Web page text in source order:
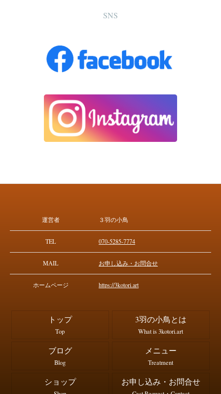
SNS
運営者 ３羽の小鳥
TEL 070-5285-7774
MAIL お申し込み・お問合せ
ホームページ https://3kotori.art
トップ
Top
3羽の小鳥とは
What is 3kotori.art
ブログ
Blog
メニュー
Treatment
ショップ お申し込み・お問合せ